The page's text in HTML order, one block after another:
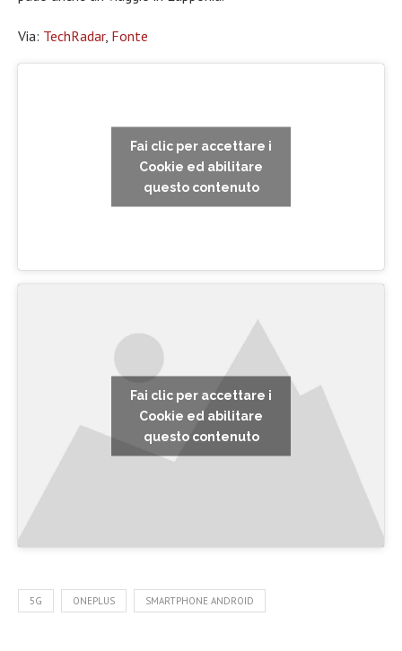
Via: TechRadar, Fonte
Fai clic per accettare i
Cookie ed abilitare
questo contenuto
Fai clic per accettare i
Cookie ed abilitare
questo contenuto
5G ONEPLUS SMARTPHONE ANDROID